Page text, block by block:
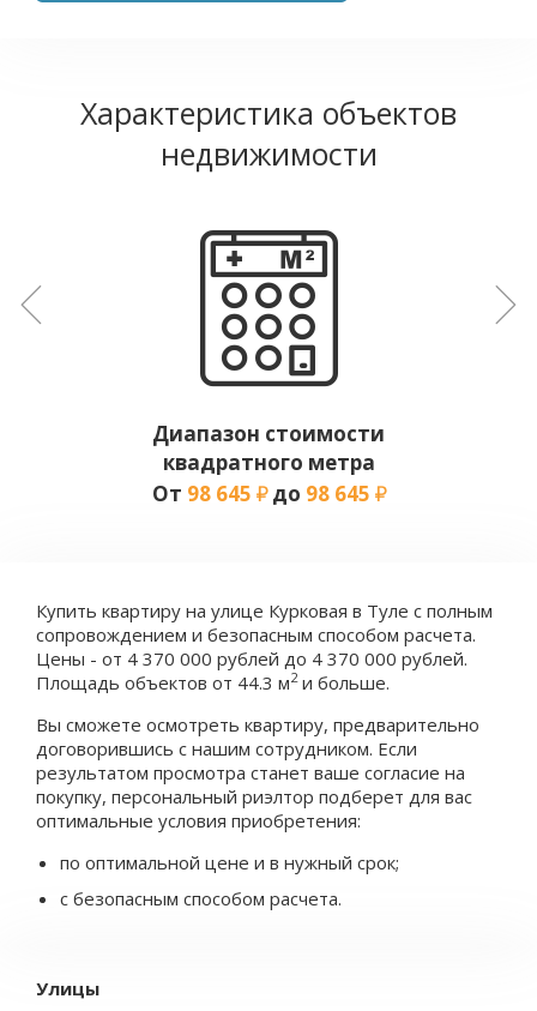
Характеристика объектов
недвижимости
Диапазон стоимости
квадратного метра
От 98 645 до 98 645
Купить квартиру на улице Курковая в Туле с полным
сопровождением и безопасным способом расчета.
Цены - от 4 370 000 рублей до 4 370 000 рублей.
Площадь объектов от 44.3 м2и больше.
Вы сможете осмотреть квартиру, предварительно
договорившись с нашим сотрудником. Если
результатом просмотра станет ваше согласие на
покупку, персональный риэлтор подберет для вас
оптимальные условия приобретения:
по оптимальной цене и в нужный срок;
с безопасным способом расчета.
Улицы